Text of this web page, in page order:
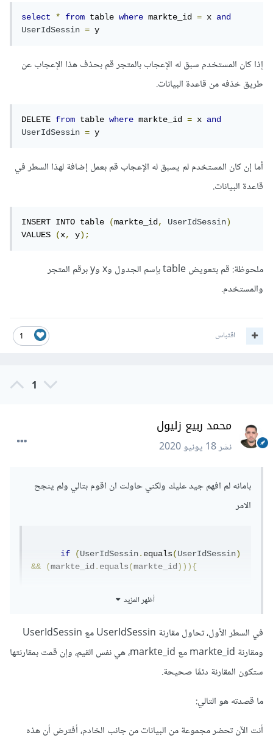
select * from table where markte_id = x and
UserIdSessin
= y
إذا كان المستخدم سبق له الإعجاب بالمتجر قم بحذف هذا الإعجاب عن
طريق خذفه من قاعدة البيانات.
DELETE from table where markte_id = x and
UserIdSessin
= y
أما إن كان المستخدم لم يسبق له الإعجاب قم بعمل إضافة لهذا السطر في
قاعدة البيانات.
INSERT INTO table (markte_id, UserIdSessin)
VALUES (x, y);
ملحوظة: قم بتعويض table بإسم الجدول وx وy برقم المتجر
والمستخدم.
1 اقتباس
1
محمد ربيع زليول
نشر18 يونيو 2020
بامانه لم افهم جيد عليك ولكني حاولت ان اقوم بتالي ولم ينجح
الامر
if (UserIdSessin.equals(UserIdSessin)
&&
(markte_id.equals(markte_id))){
setEnabled(true);
button10.setBackgroundResource R.drawable.i
}else {
drawable
}
أظهر المزيد
في السطر الأول، تحاول مقارنة UserIdSessin مع UserIdSessin
ومقارنة markte_id مع markte_id، هي نفس القيم، وإن قمت بمقارنتها
ستكون المقارنة دئمًا صحيحة.
ما قصدته هو التالي:
أنت الآن تحضر مجموعة من البيانات من جانب الخادم، أفترض أن هذه